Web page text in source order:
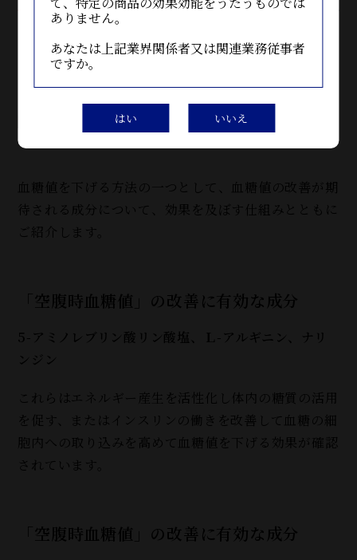
血糖値を下げる方法の一つとして、血糖値の改善が期
待される成分について、効果を及ぼす仕組みとともに
ご紹介します。
「空腹時血糖値」の改善に有効な成分
5-アミノレブリン酸リン酸塩、Ｌ-アルギニン、ナリ
ンジン
これらはエネルギー産生を活性化し体内の糖質の活用
を促す、またはインスリンの働きを改善して血糖の細
胞内への取り込みを高めて血糖値を下げる効果が確認
されています。
「空腹時血糖値」の改善に有効な成分
ありません。
あなたは上記業界関係者又は関連業務従事者
ですか。
はい いいえ